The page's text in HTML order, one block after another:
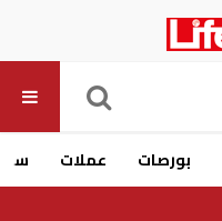
بورصات عملات